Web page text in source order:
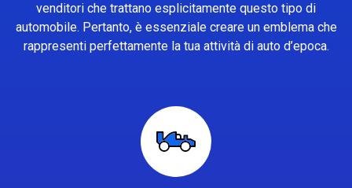
venditori che trattano esplicitamente questo tipo di
automobile. Pertanto, è essenziale creare un emblema che
rappresenti perfettamente la tua attività di auto d’epoca.